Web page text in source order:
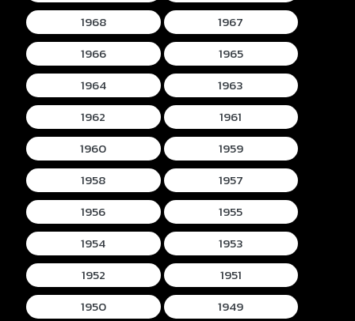
1968
1967
1966
1965
1964
1963
1962
1961
1960
1959
1958
1957
1956
1955
1954
1953
1952
1951
1950
1949